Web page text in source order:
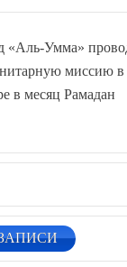
«Аль-Умма»
миссию в
в месяц Рамадан